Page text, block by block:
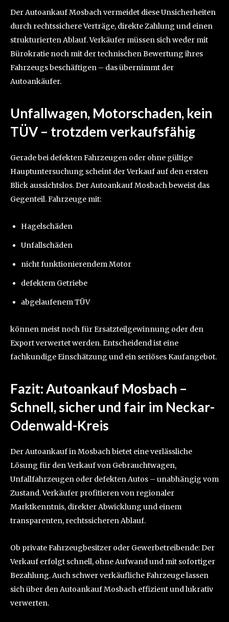
Der Autoankauf Mosbach vermeidet diese Unsicherheiten
durch rechtssichere Verträge, direkte Zahlung und einen
strukturierten Ablauf. Verkäufer müssen sich weder mit
Bürokratie noch mit der technischen Bewertung ihres
Fahrzeugs beschäftigen – das übernimmt der
Autoankäufer.
Unfallwagen, Motorschaden, kein
TÜV – trotzdem verkaufsfähig
Gerade bei defekten Fahrzeugen oder ohne gültige
Hauptuntersuchung scheint der Verkauf auf den ersten
Blick aussichtslos. Der Autoankauf Mosbach beweist das
Gegenteil. Fahrzeuge mit:
Hagelschäden
Unfallschäden
nicht funktionierendem Motor
defektem Getriebe
abgelaufenem TÜV
können meist noch für Ersatzteilgewinnung oder den
Export verwertet werden. Entscheidend ist eine
fachkundige Einschätzung und ein seriöses Kaufangebot.
Fazit: Autoankauf Mosbach –
Schnell, sicher und fair im Neckar-
Odenwald-Kreis
Der Autoankauf in Mosbach bietet eine verlässliche
Lösung für den Verkauf von Gebrauchtwagen,
Unfallfahrzeugen oder defekten Autos – unabhängig vom
Zustand. Verkäufer profitieren von regionaler
Marktkenntnis, direkter Abwicklung und einem
transparenten, rechtssicheren Ablauf.
Ob private Fahrzeugbesitzer oder Gewerbetreibende: Der
Verkauf erfolgt schnell, ohne Aufwand und mit sofortiger
Bezahlung. Auch schwer verkäufliche Fahrzeuge lassen
sich über den Autoankauf Mosbach effizient und lukrativ
verwerten.